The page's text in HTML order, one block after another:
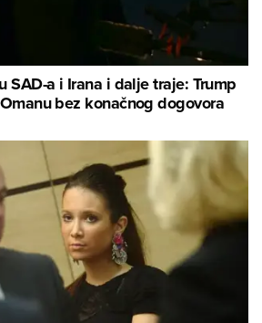
SAD-a i Irana i dalje traje: Trump
bez konačnog dogovora